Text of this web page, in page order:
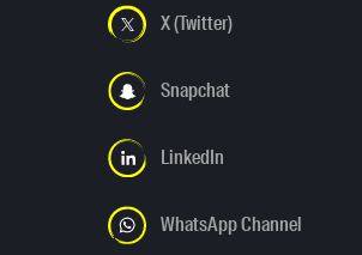
X (Twitter)
Snapchat
LinkedIn
WhatsApp Channel